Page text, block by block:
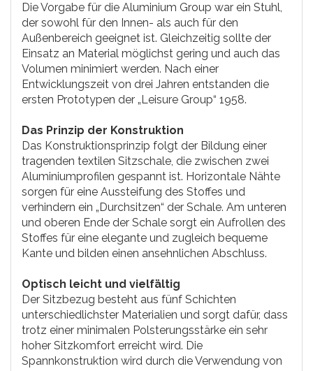
Die Vorgabe für die Aluminium Group war ein Stuhl,
der sowohl für den Innen- als auch für den
Außenbereich geeignet ist. Gleichzeitig sollte der
Einsatz an Material möglichst gering und auch das
Volumen minimiert werden. Nach einer
Entwicklungszeit von drei Jahren entstanden die
ersten Prototypen der „Leisure Group“ 1958.
Das Prinzip der Konstruktion
Das Konstruktionsprinzip folgt der Bildung einer
tragenden textilen Sitzschale, die zwischen zwei
Aluminiumprofilen gespannt ist. Horizontale Nähte
sorgen für eine Aussteifung des Stoffes und
verhindern ein „Durchsitzen“ der Schale. Am unteren
und oberen Ende der Schale sorgt ein Aufrollen des
Stoffes für eine elegante und zugleich bequeme
Kante und bilden einen ansehnlichen Abschluss.
Optisch leicht und vielfältig
Der Sitzbezug besteht aus fünf Schichten
unterschiedlichster Materialien und sorgt dafür, dass
trotz einer minimalen Polsterungsstärke ein sehr
hoher Sitzkomfort erreicht wird. Die
Spannkonstruktion wird durch die Verwendung von